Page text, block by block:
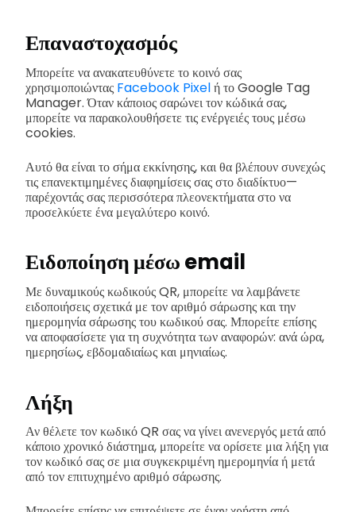
Επαναστοχασμός
Μπορείτε να ανακατευθύνετε το κοινό σας
χρησιμοποιώνταςFacebook Pixelή το Google Tag
Manager. Όταν κάποιος σαρώνει τον κώδικά σας,
μπορείτε να παρακολουθήσετε τις ενέργειές τους μέσω
cookies.
Αυτό θα είναι το σήμα εκκίνησης, και θα βλέπουν συνεχώς
τις επανεκτιμημένες διαφημίσεις σας στο διαδίκτυο—
παρέχοντάς σας περισσότερα πλεονεκτήματα στο να
προσελκύετε ένα μεγαλύτερο κοινό.
Ειδοποίηση μέσω email
Με δυναμικούς κωδικούς QR, μπορείτε να λαμβάνετε
ειδοποιήσεις σχετικά με τον αριθμό σάρωσης και την
ημερομηνία σάρωσης του κωδικού σας. Μπορείτε επίσης
να αποφασίσετε για τη συχνότητα των αναφορών: ανά ώρα,
ημερησίως, εβδομαδιαίως και μηνιαίως.
Λήξη
Αν θέλετε τον κωδικό QR σας να γίνει ανενεργός μετά από
κάποιο χρονικό διάστημα, μπορείτε να ορίσετε μια λήξη για
τον κωδικό σας σε μια συγκεκριμένη ημερομηνία ή μετά
από τον επιτυχημένο αριθμό σάρωσης.